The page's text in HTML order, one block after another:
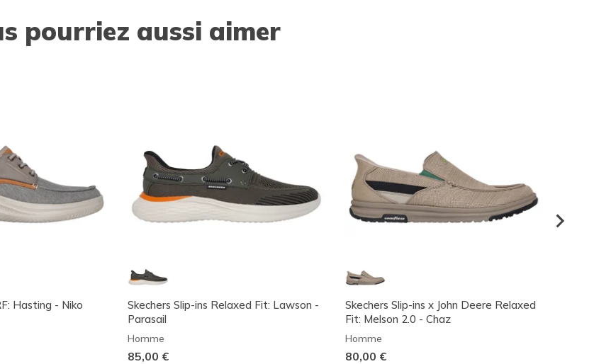
pourriez aussi aimer
Hasting - Niko
Skechers Slip-ins Relaxed Fit: Lawson -
Parasail
Homme
85,00 €
Skechers Slip-ins x John Deere Relaxed
Fit: Melson 2.0 - Chaz
Homme
80,00 €